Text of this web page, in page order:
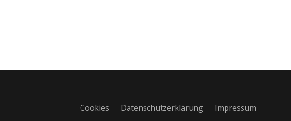
Cookies Datenschutzerklärung Impressum